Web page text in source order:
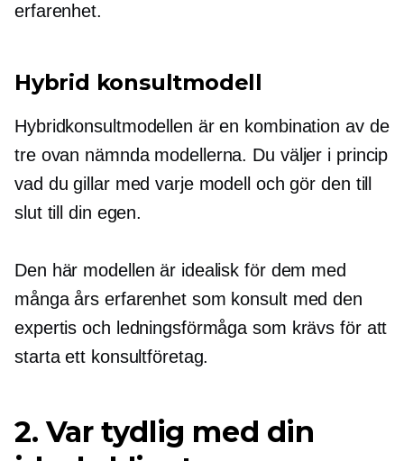
erfarenhet.
Hybrid konsultmodell
Hybridkonsultmodellen är en kombination av de
tre ovan nämnda modellerna. Du väljer i princip
vad du gillar med varje modell och gör den till
slut till din egen.
Den här modellen är idealisk för dem med
många års erfarenhet som konsult med den
expertis och ledningsförmåga som krävs för att
starta ett konsultföretag.
2. Var tydlig med din